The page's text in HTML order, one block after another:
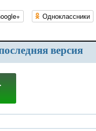
Одноклассники
версия